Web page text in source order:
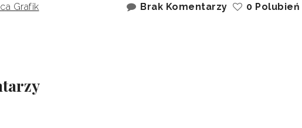
Grafik Brak Komentarzy 0 Polubień